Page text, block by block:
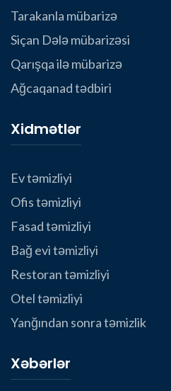
Tarakanla mübarizə
Siçan Dələ mübarizəsi
Qarışqa ilə mübarizə
Ağcaqanad tədbiri
Xidmətlər
Ev təmizliyi
Ofis təmizliyi
Fasad təmizliyi
Bağ evi təmizliyi
Restoran təmizliyi
Otel təmizliyi
Yanğından sonra təmizlik
Xəbərlər